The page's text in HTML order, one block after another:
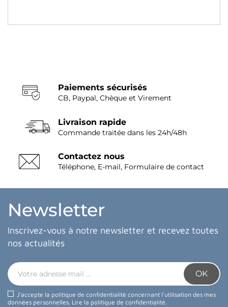
Paiements sécurisés
CB, Paypal, Chèque et Virement
Livraison rapide
Commande traitée dans les 24h/48h
Contactez nous
Téléphone, E-mail, Formulaire de contact
Newsletter
Inscrivez-vous à notre newsletter et recevez toutes
nos actualités
J'accepte la politique de confidentialité concernant l'utilisation des mes
données personnelles. Lire la politique de confidentialité.